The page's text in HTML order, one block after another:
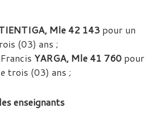
Mle 42 143 pour un
(03) ans ;
YARGA, Mle 41 760 pour
trois (03) ans ;
enseignants